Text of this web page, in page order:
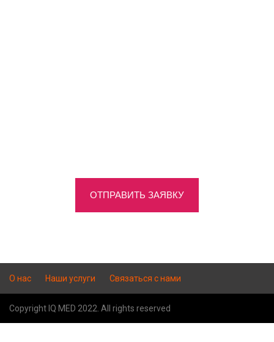
ОТПРАВИТЬ ЗАЯВКУ
О нас Наши услуги Связаться с нами
Copyright IQ MED 2022. All rights reserved